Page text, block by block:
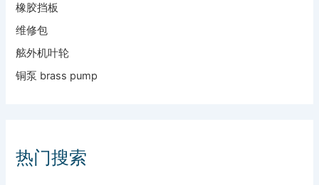
橡胶挡板
维修包
舷外机叶轮
铜泵 brass pump
热门搜索